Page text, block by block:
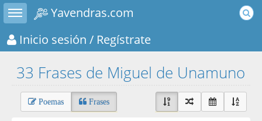
Toggle sidebar
Yavendras.com
Inicio sesión / Regístrate
33 Frases de Miguel de Unamuno
Poemas Frases